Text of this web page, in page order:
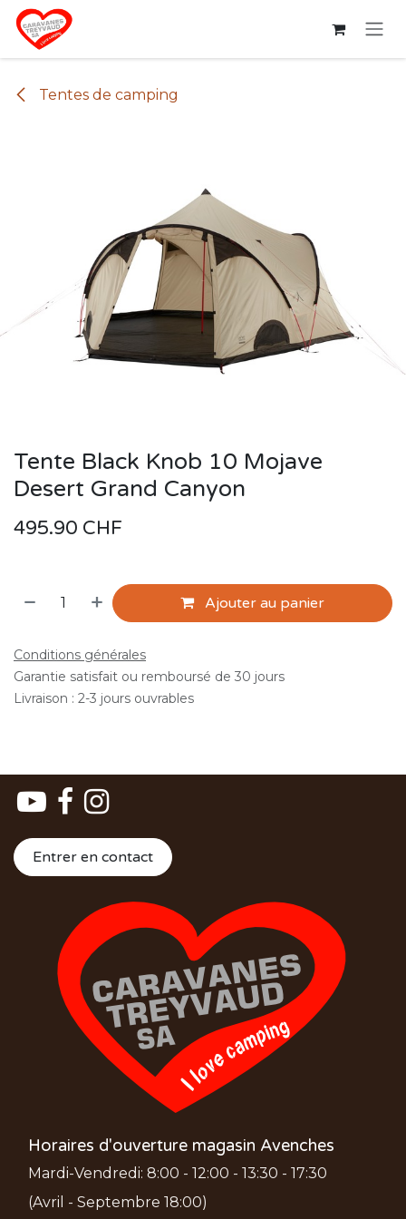
Se rendre au contenu
Tentes de camping
Tente Black Knob 10 Mojave
Desert Grand Canyon
495.90 CHF
Ajouter au panier
Conditions générales
Garantie satisfait ou remboursé de 30 jours
Livraison : 2-3 jours ouvrables
Entrer en contact
Horaires d'ouverture magasin Avenches
Mardi-Vendredi: 8:00 - 12:00 - 13:30 - 17:30
(Avril - Septembre 18:00)